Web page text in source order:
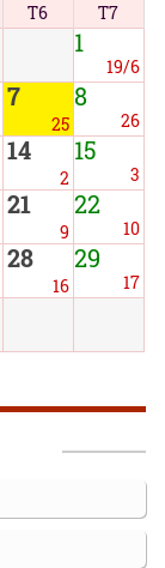
T6 T7
1
19/6
7
25
8
26
14
2
15
3
21
9
22
10
28
16
29
17